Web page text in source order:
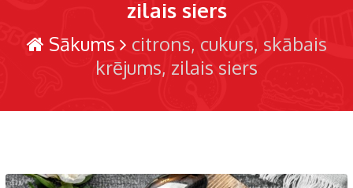
zilais siers
Sākums citrons cukurs skābais
krējums zilais siers